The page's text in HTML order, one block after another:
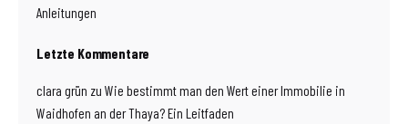
Anleitungen
Letzte Kommentare
clara grün zu Wie bestimmt man den Wert einer Immobilie in
Waidhofen an der Thaya? Ein Leitfaden